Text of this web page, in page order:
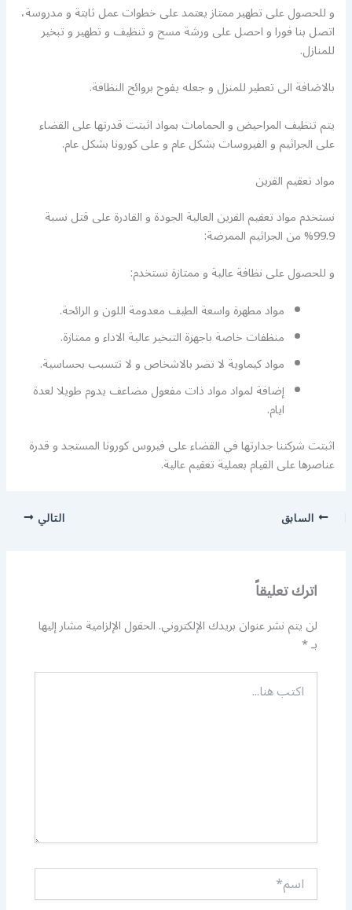
و للحصول على تطهير ممتاز يعتمد على خطوات عمل ثابتة و مدروسة،
اتصل بنا فورا و احصل على ورشة مسح و تنظيف و تطهير و تبخير
للمنازل.
بالاضافة الى تعطير للمنزل و جعله يفوح بروائح النظافة.
يتم تنظيف المراحيض و الحمامات بمواد اثبتت قدرتها على القضاء
على الجراثيم و الفيروسات بشكل عام و على كورونا بشكل عام.
مواد تعقيم القرين
نستخدم مواد تعقيم القرين العالية الجودة و القادرة على قتل نسبة
99.9% من الجراثيم الممرضة:
و للحصول على نظافة عالية و ممتازة نستخدم:
مواد مطهرة واسعة الطيف معدومة اللون و الرائحة.
منظفات خاصة باجهزة التبخير عالية الاداء و ممتازة.
مواد كيماوية لا تضر بالاشخاص و لا تتسبب بحساسية.
إضافة لمواد مواد ذات مفعول مضاعف يدوم طويلا لعدة
ايام.
اثبتت شركتنا جدارتها في القضاء على فيروس كورونا المستجد و قدرة
عناصرها على القيام بعملية تعقيم عالية.
السابق التالي
اترك تعليقاً
لن يتم نشر عنوان بريدك الإلكتروني.الحقول الإلزامية مشار إليها
بـ*
اكتب
هنا...
اسم*